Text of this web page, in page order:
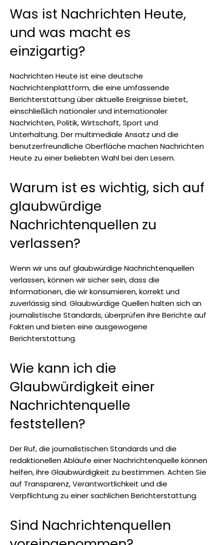
Was ist Nachrichten Heute,
und was macht es
einzigartig?
Nachrichten Heute ist eine deutsche
Nachrichtenplattform, die eine umfassende
Berichterstattung über aktuelle Ereignisse bietet,
einschließlich nationaler und internationaler
Nachrichten, Politik, Wirtschaft, Sport und
Unterhaltung. Der multimediale Ansatz und die
benutzerfreundliche Oberfläche machen Nachrichten
Heute zu einer beliebten Wahl bei den Lesern.
Warum ist es wichtig, sich auf
glaubwürdige
Nachrichtenquellen zu
verlassen?
Wenn wir uns auf glaubwürdige Nachrichtenquellen
verlassen, können wir sicher sein, dass die
Informationen, die wir konsumieren, korrekt und
zuverlässig sind. Glaubwürdige Quellen halten sich an
journalistische Standards, überprüfen ihre Berichte auf
Fakten und bieten eine ausgewogene
Berichterstattung.
Wie kann ich die
Glaubwürdigkeit einer
Nachrichtenquelle
feststellen?
Der Ruf, die journalistischen Standards und die
redaktionellen Abläufe einer Nachrichtenquelle können
helfen, ihre Glaubwürdigkeit zu bestimmen. Achten Sie
auf Transparenz, Verantwortlichkeit und die
Verpflichtung zu einer sachlichen Berichterstattung.
Sind Nachrichtenquellen